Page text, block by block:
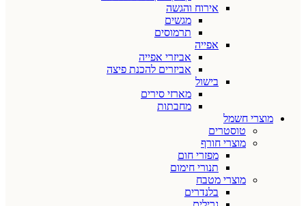
אירוח והגשה
מגשים
תרמוסים
אפייה
אביזרי אפייה
אביזרים להכנת פיצה
בישול
מארזי סירים
מחבתות
מוצרי חשמל
טוסטרים
מוצרי חורף
מפזרי חום
תנורי חימום
מוצרי מטבח
בלנדרים